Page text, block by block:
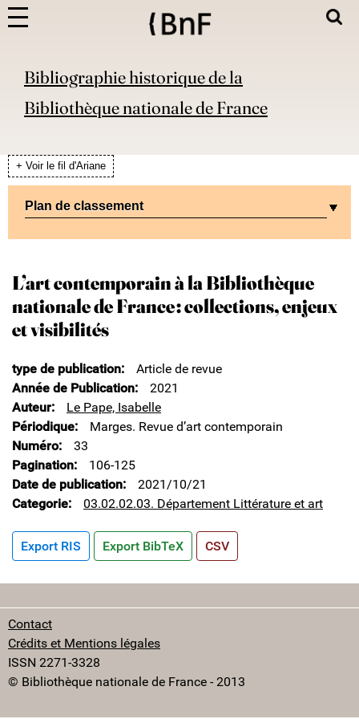
Bibliographie historique de la
Bibliothèque nationale de France
+ Voir le fil d'Ariane
Plan de classement
L’art contemporain à la Bibliothèque
nationale de France : collections, enjeux
et visibilités
type de publication
Article de revue
Année de Publication
2021
Auteur
Le Pape, Isabelle
Périodique
Marges. Revue d’art contemporain
Numéro
33
Pagination
106-125
Date de publication
2021/10/21
Categorie
03.02.02.03. Département Littérature et art
Export RIS Export BibTeX CSV
Contact
Crédits et Mentions légales
ISSN 2271-3328
© Bibliothèque nationale de France - 2013